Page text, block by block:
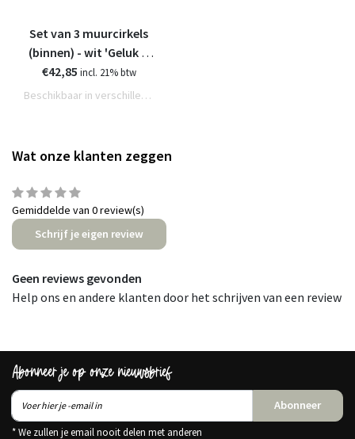
Set van 3 muurcirkels
(binnen) - wit 'Geluk is
genieten van wat er is'
€42,85 incl. 21% btw
Beschikbaar in verschillende varianten
Wat onze klanten zeggen
Gemiddelde van 0 review(s)
Schrijf je eigen review
Geen reviews gevonden
Help ons en andere klanten door het schrijven van een review
Abonneer je op onze nieuwsbrief
Abonneer
* We zullen je email nooit delen met anderen